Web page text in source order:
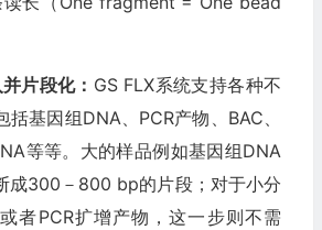
片段化： GS FLX系统支持各种不
括基因组DNA、PCR产物、BAC、
等等。大的样品例如基因组DNA
成300－800 bp的片段；对于小分
者PCR扩增产物，这一步则不需